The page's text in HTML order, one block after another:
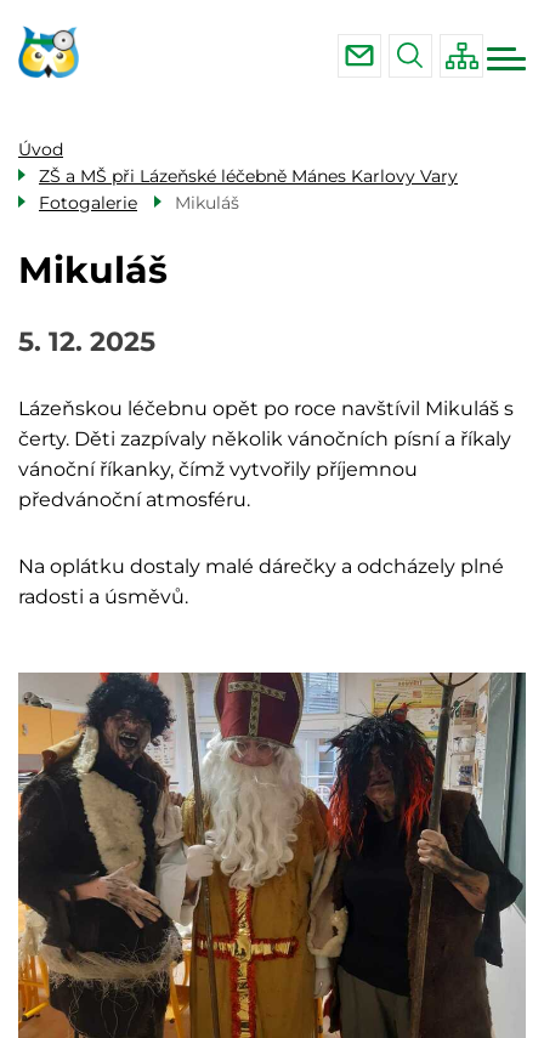
hlavnímu
Menu
navigace
ZŠ a MŠ při nemocnici Karlovy Vary
ZŠ a MŠ při Lázeňské léčebně Mánes
Kynžvart
Úvod
ZŠ a MŠ při Lázeňské léčebně Mánes Karlovy Vary
Fotogalerie
Mikuláš
Mikuláš
5. 12. 2025
Lázeňskou léčebnu opět po roce navštívil Mikuláš s
čerty. Děti zazpívaly několik vánočních písní a říkaly
vánoční říkanky, čímž vytvořily příjemnou
předvánoční atmosféru.
Na oplátku dostaly malé dárečky a odcházely plné
radosti a úsměvů.